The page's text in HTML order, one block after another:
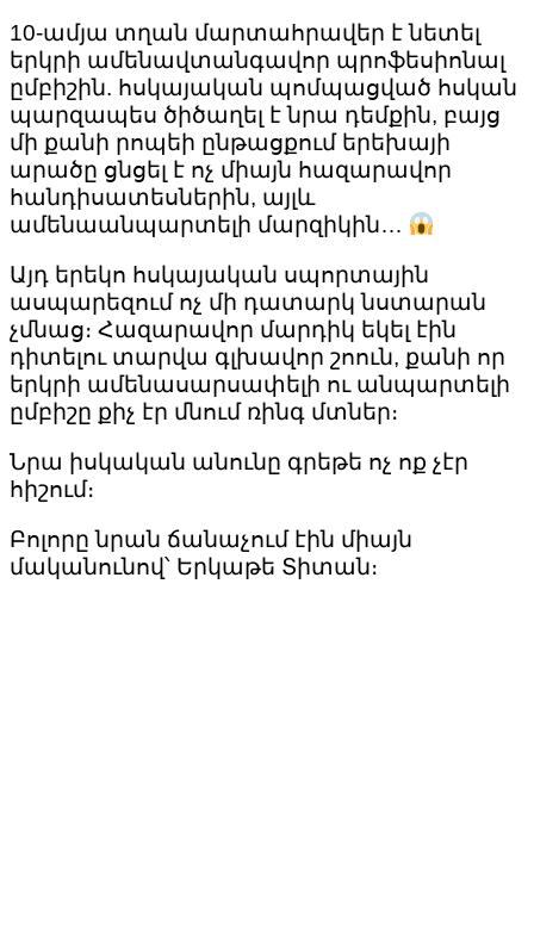
10-ամյա տղան մարտահրավեր է նետել
երկրի ամենավտանգավոր պրոֆեսիոնալ
ըմբիշին. հսկայական պոմպացված հսկան
պարզապես ծիծաղել է նրա դեմքին, բայց
մի քանի րոպեի ընթացքում երեխայի
արածը ցնցել է ոչ միայն հազարավոր
հանդիսատեսներին, այլև
ամենաանպարտելի մարզիկին…
Այդ երեկո հսկայական սպորտային
ասպարեզում ոչ մի դատարկ նստարան
չմնաց։ Հազարավոր մարդիկ եկել էին
դիտելու տարվա գլխավոր շոուն, քանի որ
երկրի ամենասարսափելի ու անպարտելի
ըմբիշը քիչ էր մնում ռինգ մտներ։
Նրա իսկական անունը գրեթե ոչ ոք չէր
հիշում։
Բոլորը նրան ճանաչում էին միայն
մականունով՝ Երկաթե Տիտան։